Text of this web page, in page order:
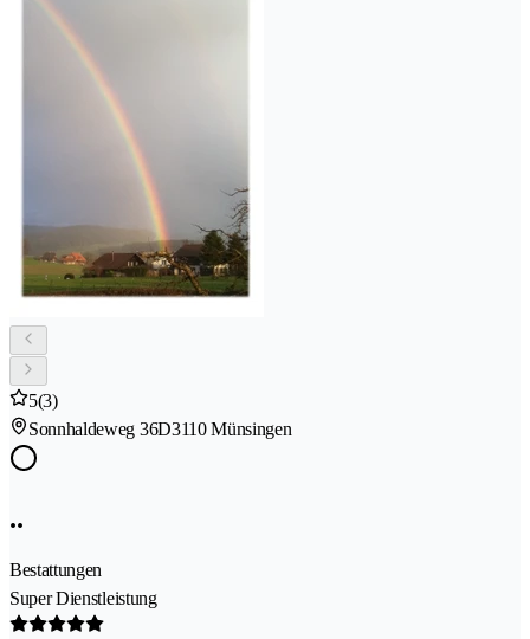
5(3)
Sonnhaldeweg 36D3110 Münsingen
..
Bestattungen
Super Dienstleistung